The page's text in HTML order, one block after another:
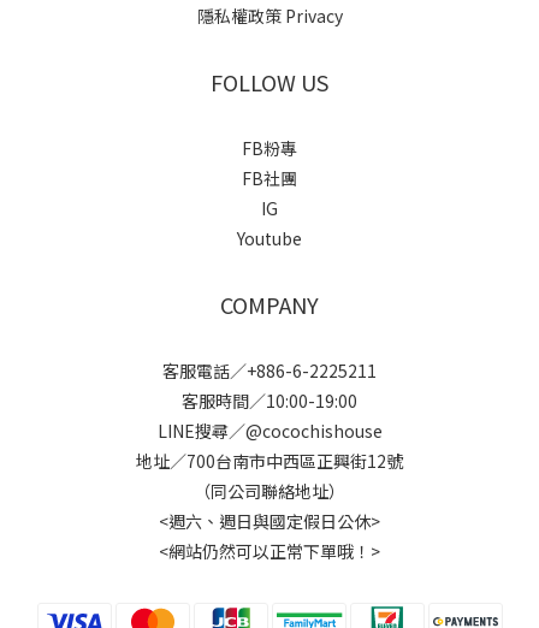
隱私權政策 Privacy
FOLLOW US
FB粉專
FB社團
IG
Youtube
COMPANY
客服電話／+886-6-2225211
客服時間／10:00-19:00
LINE搜尋／@cocochishouse
地址／700台南市中西區正興街12號
（同公司聯絡地址）
<週六、週日與國定假日公休>
<網站仍然可以正常下單哦！>